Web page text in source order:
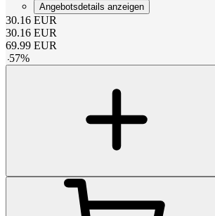
Angebotsdetails anzeigen
30.16 EUR
30.16 EUR
69.99 EUR
-57%